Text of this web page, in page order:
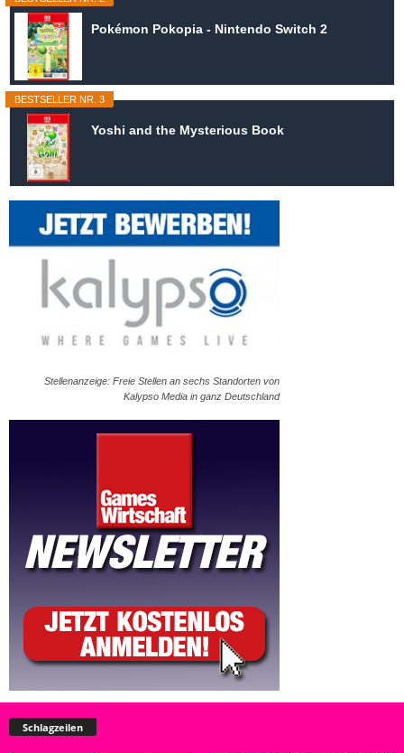
Pokémon Pokopia - Nintendo Switch 2
BESTSELLER NR. 3
Yoshi and the Mysterious Book
Stellenanzeige: Freie Stellen an sechs Standorten von
Kalypso Media in ganz Deutschland
Schlagzeilen